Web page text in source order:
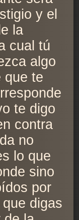
y el
la
cual tú
algo
que te
te digo
contra
no
lo que
sino
por
digas